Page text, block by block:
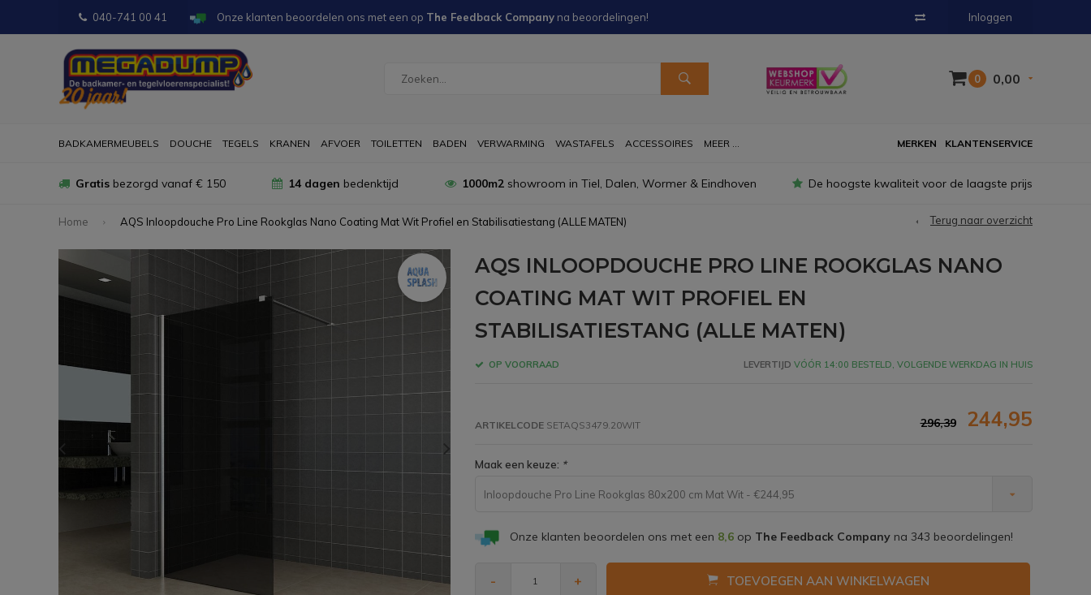
040-741 00 41 Onze klanten beoordelen ons met een op The Feedback Company na beoordelingen! Inloggen
0 0,00
BADKAMERMEUBELS DOUCHE TEGELS KRANEN AFVOER TOILETTEN BADEN VERWARMING WASTAFELS ACCESSOIRES MEER ... KLANTENSERVICE
MERKEN
Gratis bezorgd vanaf € 150 14 dagen bedenktijd 1000m2showroom in Tiel, Dalen, Wormer & Eindhoven De hoogste kwaliteit voor de laagste prijs
Home AQS Inloopdouche Pro Line Rookglas Nano Coating Mat Wit Profiel en Stabilisatiestang (ALLE MATEN) Terug naar overzicht
AQS INLOOPDOUCHE PRO LINE ROOKGLAS NANO
COATING MAT WIT PROFIEL EN
STABILISATIESTANG (ALLE MATEN)
OP VOORRAAD LEVERTIJD VÓÓR 14:00 BESTELD, VOLGENDE WERKDAG IN HUIS
ARTIKELCODESETAQS3479.20WIT 296,39 244,95
Maak een keuze: *
Inloopdouche Pro Line Rookglas 80x200 cm Mat Wit - €244,95
Onze klanten beoordelen ons met een 8,6op The Feedback Companyna 343 beoordelingen!
- + TOEVOEGEN AAN WINKELWAGEN